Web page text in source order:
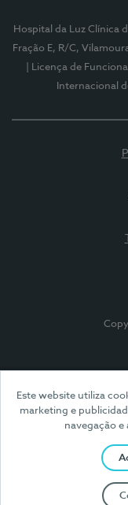
Este website utiliza
marketing e
navegação e
Hospital da Luz Clínica
Fração E, R/C,
| Licença de
Internacional